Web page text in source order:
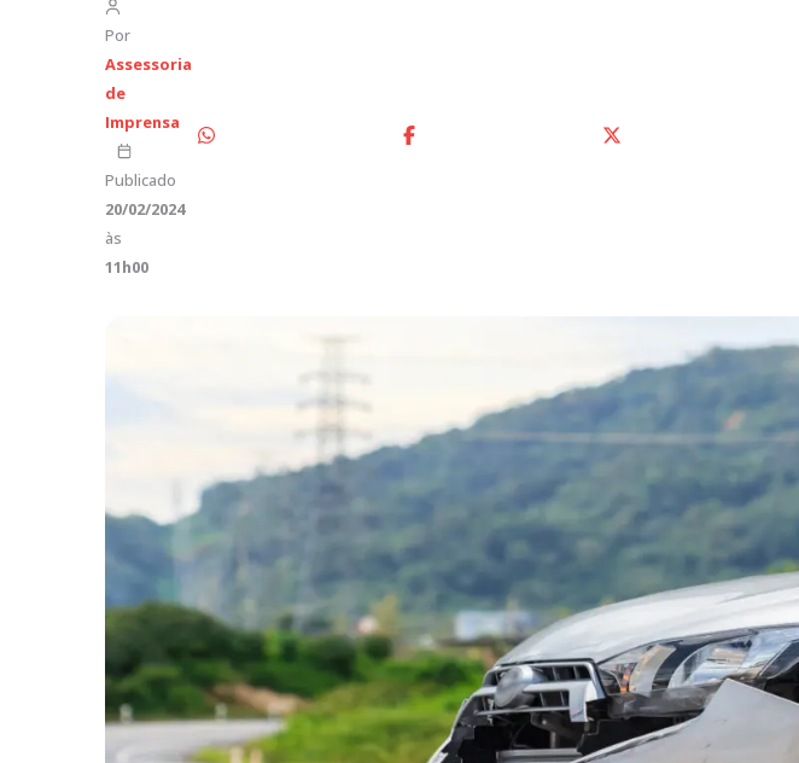
Por
Assessoria
de
Imprensa
Publicado
20/02/2024
às
11h00